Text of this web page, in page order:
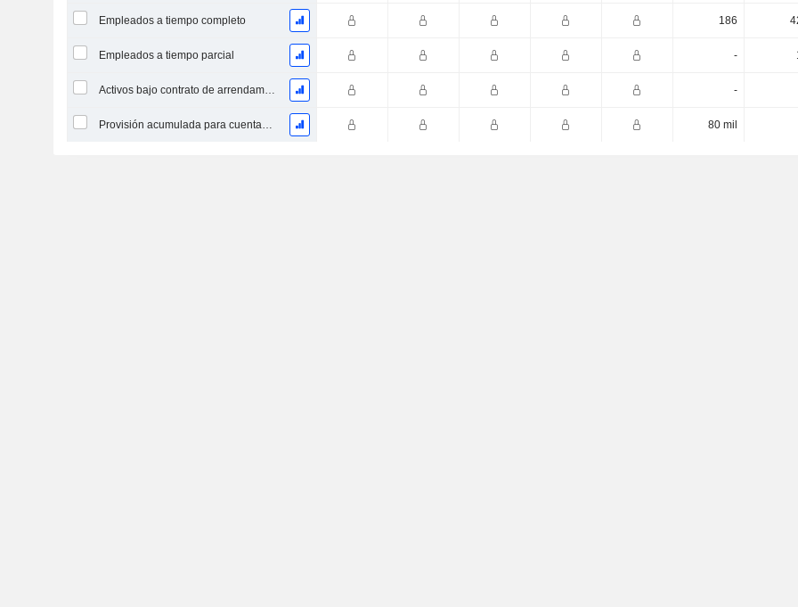
Empleados a tiempo completo 186
Empleados a tiempo parcial -
Activos bajo contrato de arrendamiento financiero - Bruto -
Provisión acumulada para cuentas dudosas (Suplemento) 80 mil